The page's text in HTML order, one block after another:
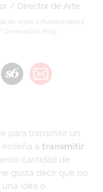
/ Director de Arte
de Artes y Humanidades.
2013.
para transmitir un
a transmitir
cantidad de
gusta decir que no
idea o